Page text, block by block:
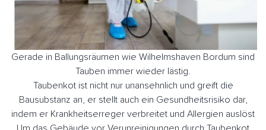
Gerade in Ballungsräumen wie Wilhelmshaven Bordum sind
Tauben immer wieder lästig.
Taubenkot ist nicht nur unansehnlich und greift die
Bausubstanz an, er stellt auch ein Gesundheitsrisiko dar,
indem er Krankheitserreger verbreitet und Allergien auslöst
Um das Gebäude vor Verunreinigungen durch Taubenkot